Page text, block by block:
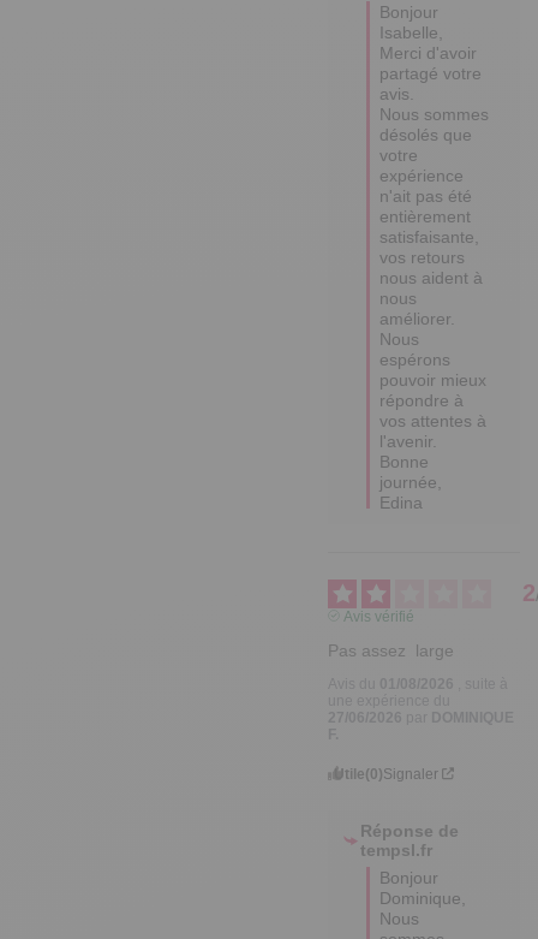
Bonjour
Isabelle,
Merci d'avoir
partagé votre
avis.
Nous sommes
désolés que
votre
expérience
n'ait pas été
entièrement
satisfaisante,
vos retours
nous aident à
nous
améliorer.
Nous
espérons
pouvoir mieux
répondre à
vos attentes à
l'avenir.
Bonne
journée,
Edina
2
Avis vérifié
Pas assez  large
01/08/2026
une expérience du
27/06/2026
par
DOMINIQUE
F.
Utile(0)Signaler
Réponse de
tempsl.fr
Bonjour
Dominique,
Nous